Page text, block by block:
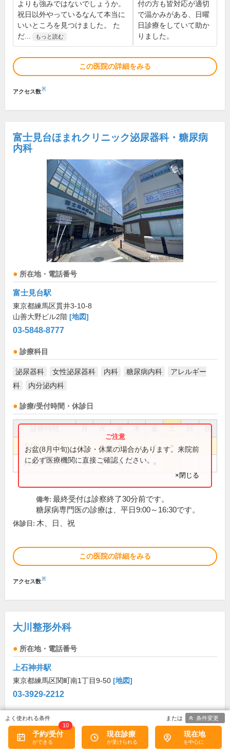
よりも強みではないでしょうか。
祝日以外やっているなんて本当に
いいところを見つけました。 た
だ...
もっと読む
付の方も皆対応が適切
で温かみがある、日曜
日診療をしていて助か
りました。
この医院の詳細をみる
アクセス数※
富士見台ほまれクリニック泌尿器科・糖尿病
内科
所在地・電話番号
富士見台駅
東京都練馬区貫井3-10-8
山善大野ビル2階 [地図]
03-5848-8777
診療科目
泌尿器科 女性泌尿器科 内科 糖尿病内科
アレルギー
科
内分泌内科
診療/受付時間・休診日
祝
9:00～12:30 ● ● ● ●
14:00～17:30 ● ● ●
お盆(8月中旬)は休診・休業の場合があります。来院前
に必ず医療機関に直接ご確認ください。
×閉じる
備考: 最終受付は診察終了30分前です。
糖尿病専門医の診療は、平日9:00～16:30です。
休診日: 木、日、祝
この医院の詳細をみる
アクセス数※
大川整形外科
所在地・電話番号
上石神井駅
東京都練馬区関町南1丁目9-50 [地図]
03-3929-2212
診療科目
リウマチ科 整形外科 リハビリテーション科
予約/受付
10
現在診療 現在地
条件変更